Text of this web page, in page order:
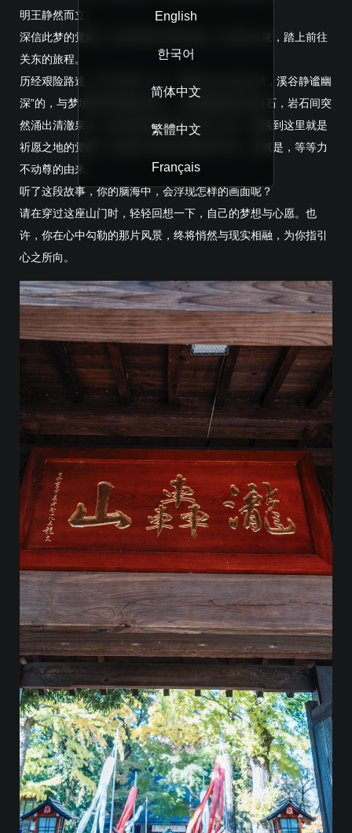
明王静然而立。
深信此梦的觉鑁，决定背着不动明王像，从奈良出发，踏上前往
关东的旅程。
历经艰险路途，终于找到一处：“远眺山峦云卷云舒，溪谷静谧幽
深”的，与梦境相同景象的地方。当他用锡杖敲击岩石，岩石间突
然涌出清澈泉水，随之瀑布声响彻了整个山谷。顿悟到这里就是
祈愿之地的觉鑁，决定将不动明王像安奉于此。这就是，等等力
不动尊的由来。
听了这段故事，你的脑海中，会浮现怎样的画面呢？
请在穿过这座山门时，轻轻回想一下，自己的梦想与心愿。也
许，你在心中勾勒的那片风景，终将悄然与现实相融，为你指引
心之所向。
English
한국어
简体中文
繁體中文
Français